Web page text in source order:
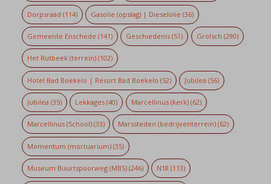
Dorpsraad (114) Gasolie (opslag) | Dieselolie (36)
Gemeente Enschede (141) Geschiedenis (51) Grolsch (290)
Het Rutbeek (terrein)(102)
Hotel Bad Boekelo | Resort Bad Boekelo (52) Jubilea (56)
Jubilea (35) Lekkages (40) Marcellinus (kerk)(62)
Marcellinus (School)(33) Marssteden (bedrijventerrein) (62)
Momentum (mortuarium)(35)
Museum Buurtspoorweg (MBS)(246) N18 (113)